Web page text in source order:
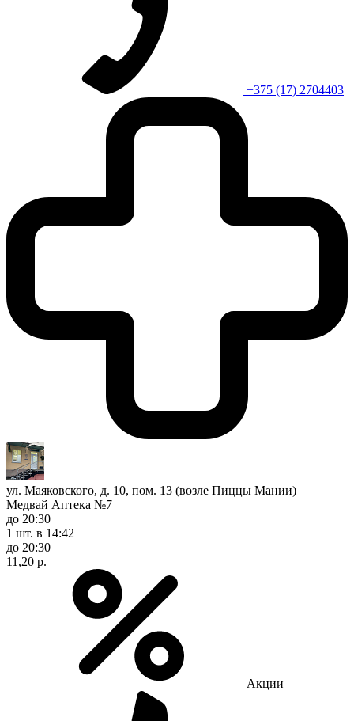
+375 (17) 2704403
ул. Маяковского, д. 10, пом. 13 (возле Пиццы Мании)
Медвай Аптека №7
до 20:30
1 шт. в 14:42
до 20:30
11,20 р.
Акции